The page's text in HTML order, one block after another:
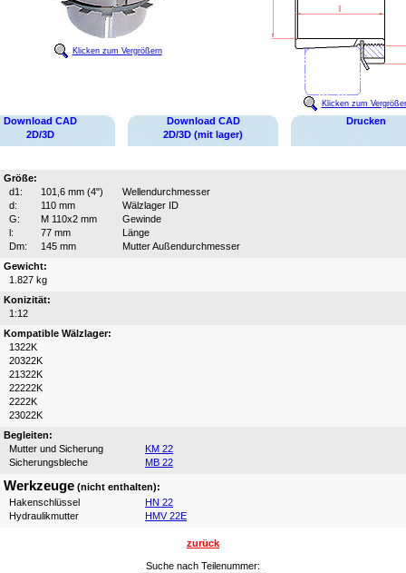
Klicken zum Vergrößern
Klicken zum
Download CAD
2D/3D
Download CAD
2D/3D (mit lager)
Drucken
Größe:
d1:
101,6 mm (4")
Wellendurchmesser
d:
110 mm
Wälzlager ID
G:
M 110x2 mm
Gewinde
l:
77 mm
Länge
Dm:
145 mm
Mutter Außendurchmesser
Gewicht:
1.827 kg
Konizität:
1:12
Kompatible Wälzlager:
1322K
20322K
21322K
22222K
2222K
23022K
Begleiten:
Mutter und Sicherung
KM 22
Sicherungsbleche
MB 22
Werkzeuge (nicht enthalten):
Hakenschlüssel
HN 22
Hydraulikmutter
HMV 22E
zurück
Suche nach Teilenummer: